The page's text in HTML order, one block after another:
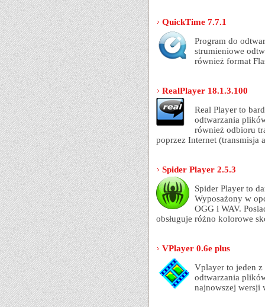
QuickTime 7.7.1
Program do
strumieniowe
również format
RealPlayer 18.1.3.100
Real Player to
odtwarzania
również odbioru
poprzez Internet
Spider Player 2.5.3
Spider Player to
Wyposażony w
OGG i WAV.
obsługuje różno kolorowe
VPlayer 0.6e plus
Vplayer to jeden
odtwarzania
najnowszej wersji